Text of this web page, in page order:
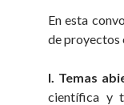
En esta
de proyectos
I. Temas
científica y